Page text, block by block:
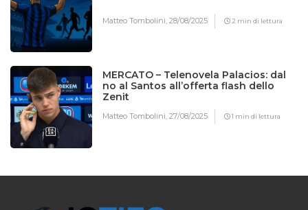
Matteo Tombolini,28/08/2025 2 min di lettura
MERCATO – Telenovela Palacios: dal
no al Santos all’offerta flash dello
Zenit
Matteo Tombolini,27/08/2025 1 min di lettura